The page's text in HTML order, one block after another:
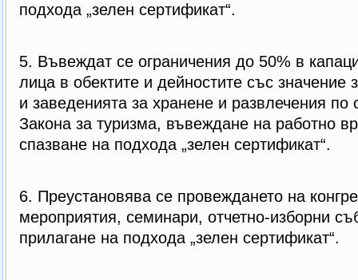
подхода „зелен сертификат“.
5. Въвеждат се ограничения до 50% в
лица в обектите и дейностите със значение
и заведенията за хранене и развлечения
Закона за туризма, въвеждане на работно
спазване на подхода „зелен сертификат“.
6. Преустановява се провеждането на
мероприятия, семинари, отчетно-изборни
прилагане на подхода „зелен сертификат“.